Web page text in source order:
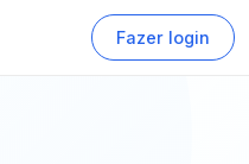
Fazer login